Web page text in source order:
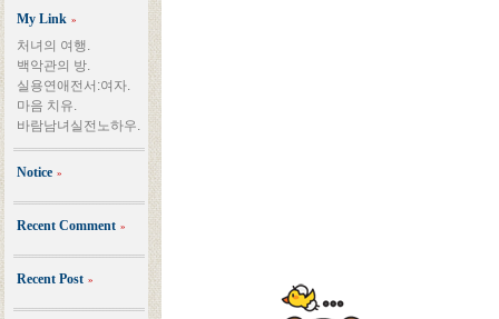
My Link »
처녀의 여행.
백악관의 방.
실용연애전서:여자.
마음 치유.
바람남녀실전노하우.
Notice »
Recent Comment »
Recent Post »